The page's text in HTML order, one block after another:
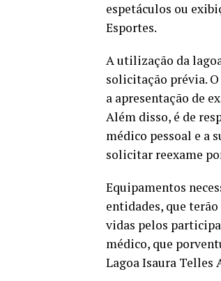
espetáculos ou
Esportes.
A utilização da
solicitação prévia.
a apresentação de
Além disso, é de
médico pessoal e a
solicitar reexame
Equipamentos
entidades, que
vidas pelos
médico, que
Lagoa Isaura Telles